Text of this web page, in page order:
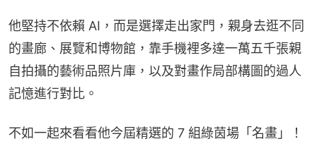
他堅持不依賴 AI，而是選擇走出家門，親身去逛不同
的畫廊、展覽和博物館，靠手機裡多達一萬五千張親
自拍攝的藝術品照片庫，以及對畫作局部構圖的過人
記憶進行對比。
不如一起來看看他今屆精選的 7 組綠茵場「名畫」！